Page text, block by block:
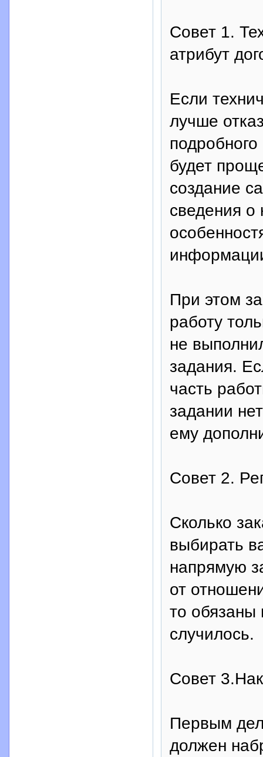
Совет 1.
атрибут
Если
лучше
будет
создание
сведения о
При этом
работу
не
задания.
часть
задании
ему
Совет 2.
Сколько
выбирать
напрямую
от
то обязаны
случилось.
Совет
Первым
должен